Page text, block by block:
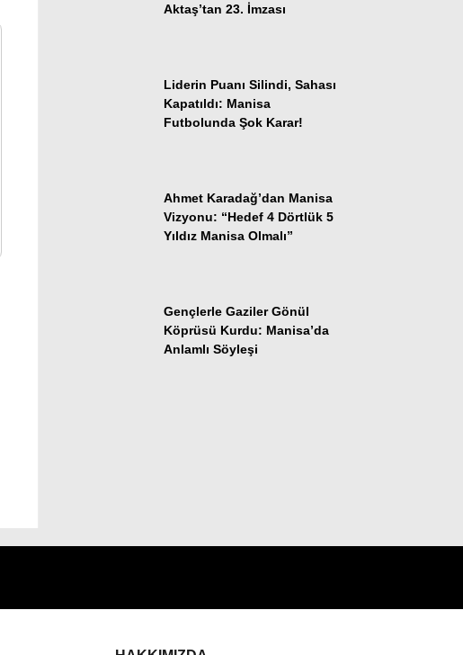
Facebook
Aktaş’tan 23. İmzası
Liderin Puanı Silindi, Sahası
Kapatıldı: Manisa
Futbolunda Şok Karar!
Ahmet Karadağ’dan Manisa
Vizyonu: “Hedef 4 Dörtlük 5
Yıldız Manisa Olmalı”
Gençlerle Gaziler Gönül
Köprüsü Kurdu: Manisa’da
Anlamlı Söyleşi